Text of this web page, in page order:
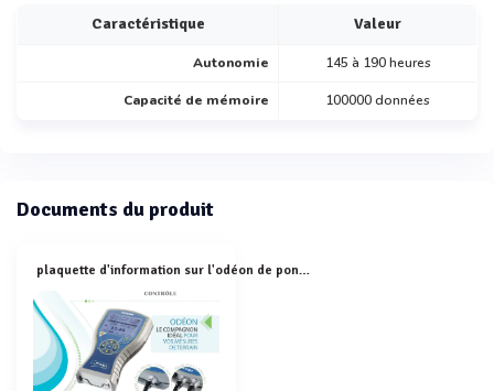
Caractéristique Valeur
Autonomie 145 à 190 heures
Capacité de mémoire 100000 données
Documents du produit
plaquette d'information sur l'odéon de ponsel